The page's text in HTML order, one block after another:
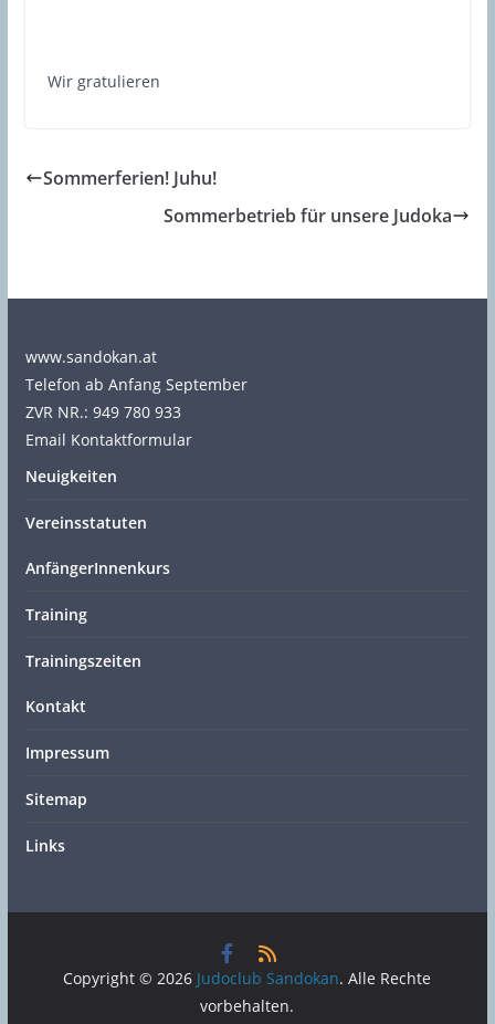
Wir gratulieren
Sommerferien! Juhu!
Sommerbetrieb für unsere Judoka
www.sandokan.at
Telefon ab Anfang September
ZVR NR.: 949 780 933
Email Kontaktformular
Neuigkeiten
Vereinsstatuten
AnfängerInnenkurs
Training
Trainingszeiten
Kontakt
Impressum
Sitemap
Links
Copyright © 2026 Judoclub Sandokan. Alle Rechte
vorbehalten.